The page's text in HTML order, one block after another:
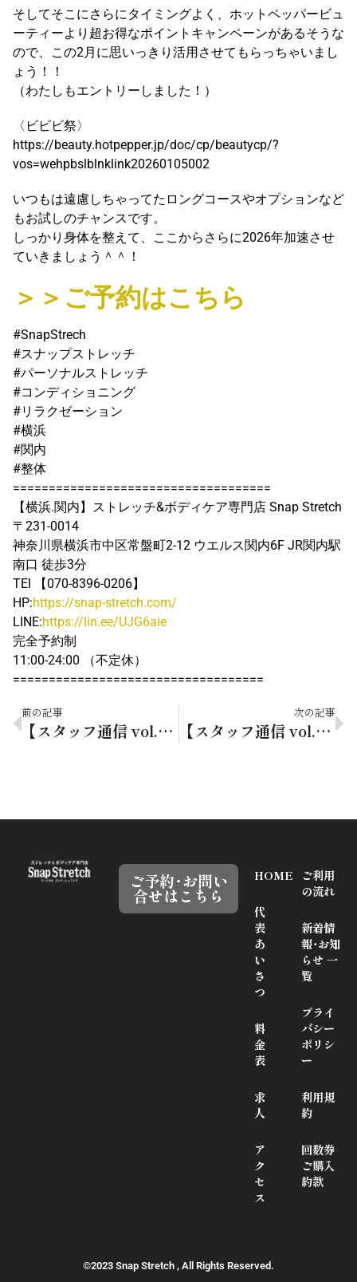
そしてそこにさらにタイミングよく、ホットペッパービュ
ーティーより超お得なポイントキャンペーンがあるそうな
ので、この2月に思いっきり活用させてもらっちゃいまし
ょう！！
（わたしもエントリーしました！）
〈ビビビ祭〉
https://beauty.hotpepper.jp/doc/cp/beautycp/?
vos=wehpbslblnklink20260105002
いつもは遠慮しちゃってたロングコースやオプションなど
もお試しのチャンスです。
しっかり身体を整えて、ここからさらに2026年加速させ
ていきましょう＾＾！
＞＞ご予約はこちら
#SnapStrech
#スナップストレッチ
#パーソナルストレッチ
#コンディショニング
#リラクゼーション
#横浜
#関内
#整体
====================================
【横浜.関内】ストレッチ&ボディケア専門店 Snap Stretch
〒231-0014
神奈川県横浜市中区常盤町2-12 ウエルス関内6F JR関内駅
南口 徒歩3分
TEl 【070-8396-0206】
HP:https://snap-stretch.com/
LINE:https://lin.ee/UJG6aie
完全予約制
11:00-24:00 （不定休）
===================================
前の記事
【スタッフ通信 vol.159】マイブーム料理
次の記事
【スタッフ通信 vol.160】足裏ケアで腰痛肩こり予防！
HOME
代
表
あ
い
さ
つ
料
金
表
求
人
ア
ク
セ
ス
ご利用
の流れ
新着情
報･お知
らせ 一
覧
プライ
バシー
ポリシ
ー
利用規
約
回数券
ご購入
約款
ご予約･お問い
合せはこちら
©2023 Snap Stretch , All Rights Reserved.